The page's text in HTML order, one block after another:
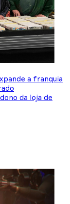
a franquia
da loja de